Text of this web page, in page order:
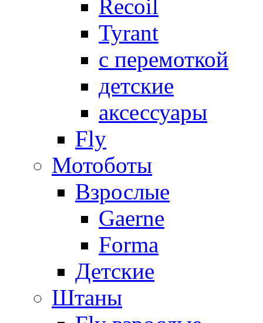
Recoil
Tyrant
с перемоткой
детские
аксессуары
Fly
Мотоботы
Взрослые
Gaerne
Forma
Детские
Штаны